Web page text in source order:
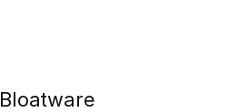
Bloatware